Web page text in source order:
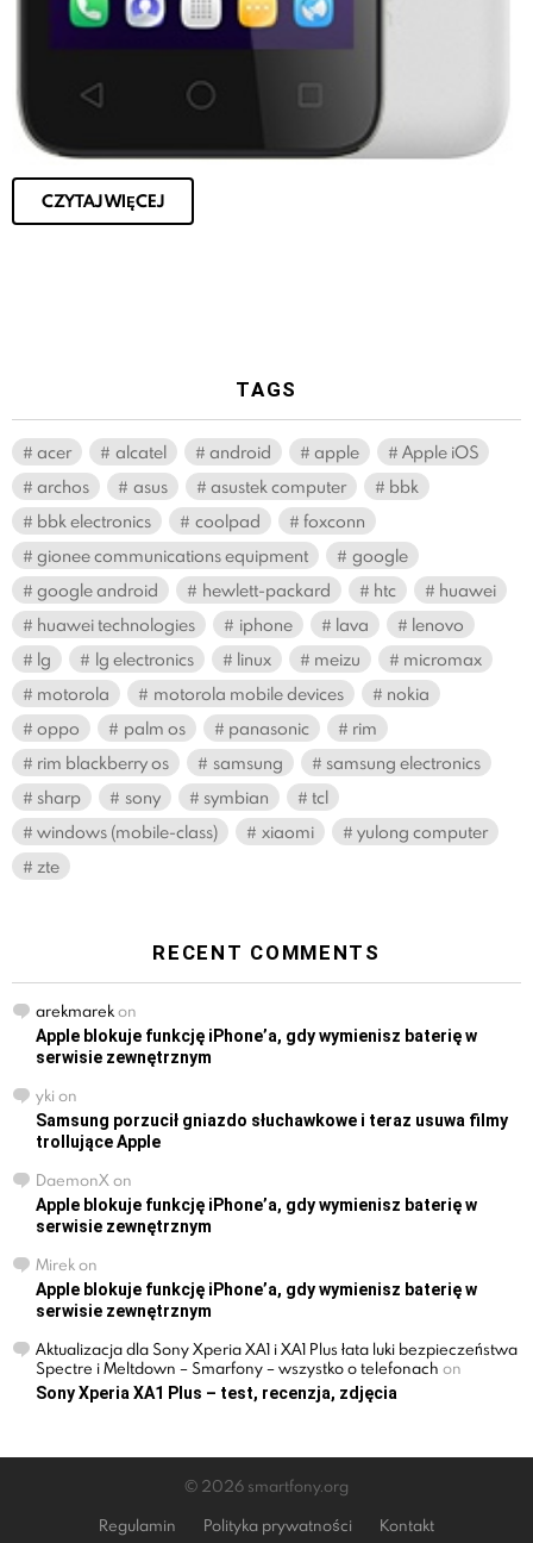
CZYTAJ WIĘCEJ
TAGS
acer alcatel android apple
Apple iOS
archos
asus asustek computer
bbk
bbk electronics
coolpad
foxconn
gionee communications equipment
google
google android
hewlett-packard htc
huawei
huawei technologies
iphone lava
lenovo
lg
lg electronics linux meizu
micromax
motorola
motorola mobile devices
nokia
oppo
palm os panasonic
rim
rim blackberry os
samsung
samsung electronics
sharp
sony symbian
tcl
windows (mobile-class)
xiaomi
yulong computer
zte
RECENT COMMENTS
arekmarekon
Apple blokuje funkcję iPhone’a, gdy wymienisz baterię w
serwisie zewnętrznym
yki on
Samsung porzucił gniazdo słuchawkowe i teraz usuwa filmy
trollujące Apple
DaemonXon
Apple blokuje funkcję iPhone’a, gdy wymienisz baterię w
serwisie zewnętrznym
Mirekon
Apple blokuje funkcję iPhone’a, gdy wymienisz baterię w
serwisie zewnętrznym
Aktualizacja dla Sony Xperia XA1 i XA1 Plus łata luki bezpieczeństwa
Spectre i Meltdown – Smarfony – wszystko o telefonach on
Sony Xperia XA1 Plus – test, recenzja, zdjęcia
© 2026 smartfony.org
Regulamin
Polityka prywatności Kontakt